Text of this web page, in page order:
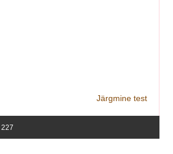
Järgmine test